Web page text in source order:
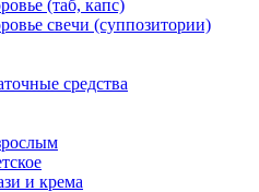
(таб, капс)
свечи (суппозитории)
средства
и крема